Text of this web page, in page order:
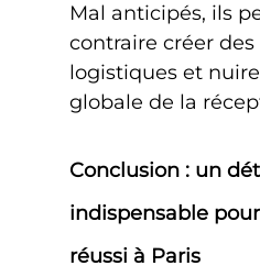
Mal anticipés, ils
contraire créer
logistiques et
globale de la
Conclusion : un
indispensable
réussi à Paris